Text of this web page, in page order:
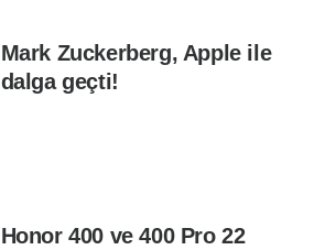
Mark Zuckerberg, Apple ile
dalga geçti!
Honor 400 ve 400 Pro 22